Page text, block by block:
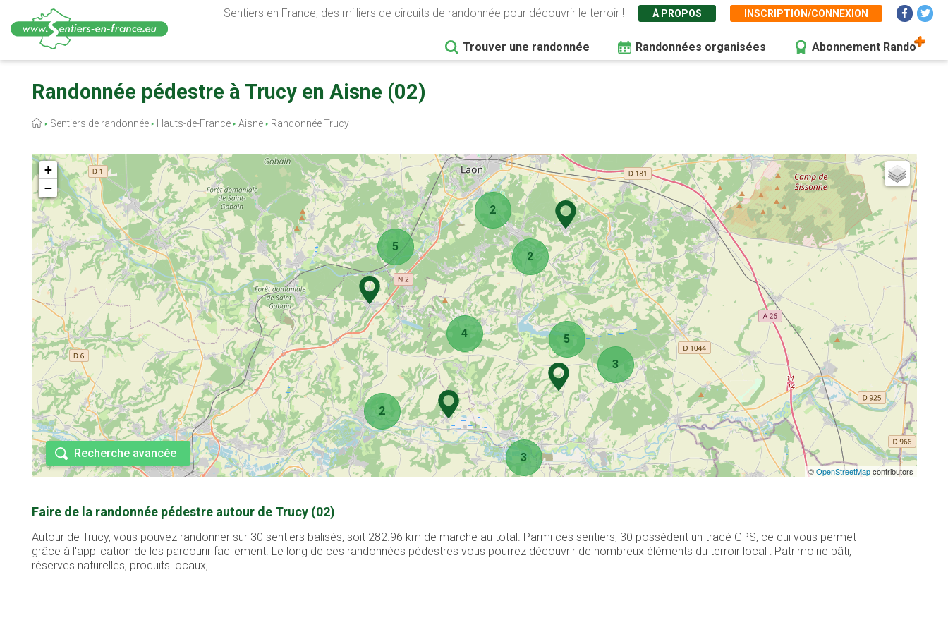
contenu
Sentiers en France, des milliers de circuits de randonnée pour découvrir le terroir ! À PROPOS INSCRIPTION/CONNEXION
Trouver une randonnée Randonnées organisées Abonnement Rando
Randonnée pédestre à Trucy en Aisne (02)
Fil
Sentiers de randonnée Hauts-de-France Aisne Randonnée Trucy
2
3
3
2
5
2
5
4
+
−
©OpenStreetMapcontributors
Recherche avancée
Faire de la randonnée pédestre autour de Trucy (02)
Autour de Trucy, vous pouvez randonner sur 30 sentiers balisés, soit 282.96 km de marche au total. Parmi ces sentiers, 30 possèdent un tracé GPS, ce qui vous permet
grâce à l'application de les parcourir facilement. Le long de ces randonnées pédestres vous pourrez découvrir de nombreux éléments du terroir local : Patrimoine bâti,
réserves naturelles, produits locaux, ...